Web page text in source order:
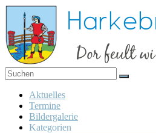
Zum
Inhalt
springen
Harkebrügge
Dor
feult
wi us
wohl!
Menü
Aktuelles
Termine
Bildergalerie
Kategorien